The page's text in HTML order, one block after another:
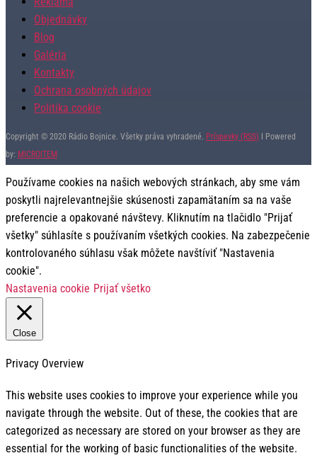
Objednávky
Blog
Galéria
Kontakty
Ochrana osobných údajov
Politika cookie
Copyright © 2020 Rádio Bojnice. Všetky práva vyhradené. Príspevky (RSS) I Powered
by: MICROITEM
Používame cookies na našich webových stránkach, aby sme vám
poskytli najrelevantnejšie skúsenosti zapamätaním sa na vaše
preferencie a opakované návštevy. Kliknutím na tlačidlo "Prijať
všetky" súhlasíte s používaním všetkých cookies. Na zabezpečenie
kontrolovaného súhlasu však môžete navštíviť "Nastavenia
cookie".
Nastavenia cookie Prijať všetko
Close
Privacy Overview
This website uses cookies to improve your experience while you
navigate through the website. Out of these, the cookies that are
categorized as necessary are stored on your browser as they are
essential for the working of basic functionalities of the website.